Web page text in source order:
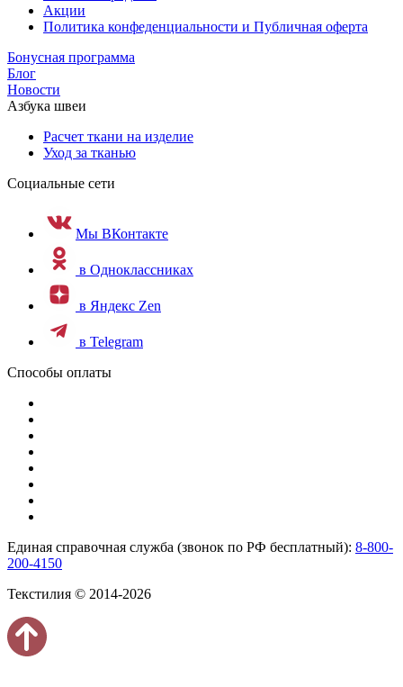
Акции
Политика конфеденциальности и Публичная оферта
Бонусная программа
Блог
Новости
Азбука швеи
Расчет ткани на изделие
Уход за тканью
Социальные сети
Мы ВКонтакте
в Одноклассниках
в Яндекс Zen
в Telegram
Способы оплаты
Единая справочная служба (звонок по РФ бесплатный): 8-800-
200-4150
Текстилия © 2014-2026